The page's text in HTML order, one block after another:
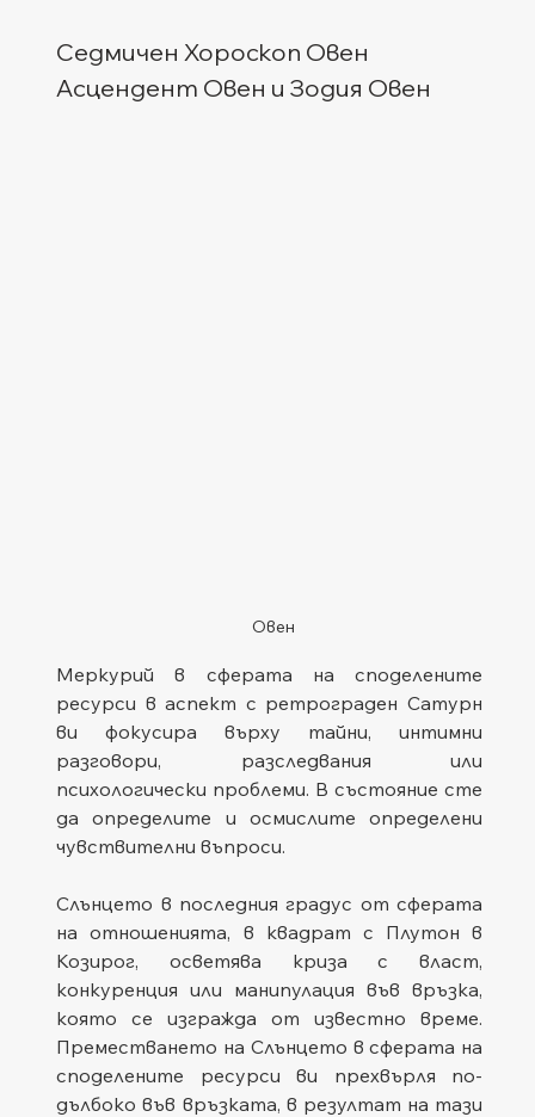
Седмичен Хороскоп Овен
Асцендент Овен и Зодия Овен
Овен
Меркурий в сферата на споделените
ресурси в аспект с ретрограден Сатурн
ви фокусира върху тайни, интимни
разговори, разследвания или
психологически проблеми. В състояние сте
да определите и осмислите определени
чувствителни въпроси.
Слънцето в последния градус от сферата
на отношенията, в квадрат с Плутон в
Козирог, осветява криза с власт,
конкуренция или манипулация във връзка,
която се изгражда от известно време.
Преместването на Слънцето в сферата на
споделените ресурси ви прехвърля по-
дълбоко във връзката, в резултат на тази